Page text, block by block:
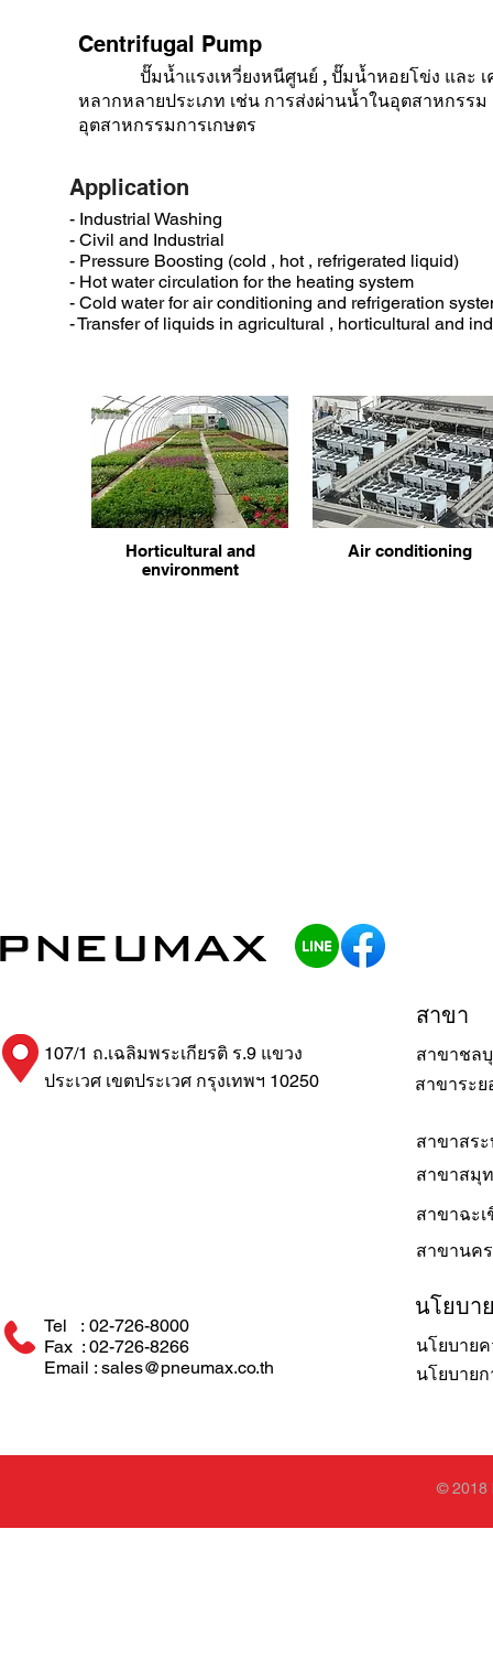
Centrifugal Pump
ปั๊มน้ำแรงเหวี่ยงหนีศูนย์ , ปั๊มน้ำหอยโข่ง และ เค
หลากหลายประเภท เช่น การส่งผ่านน้ำในอุตสาหกร
อุตสาหกรรมการเกษตร
Application
- Industrial Washing
- Civil and Industrial
- Pressure Boosting (cold , hot , refrigerated liquid)
- Hot water circulation for the heating system
- Cold water for air conditioning and refrigeration
- Transfer of liquids in agricultural , horticultural and
Horticultural and
environment
Air conditioning
สาขาระย
107/1 ถ.เฉลิมพระเกียรติ ร.9 แขวง
ประเวศ เขตประเวศ กรุงเทพฯ 10250
สาขา
สาขาสร
สาขาชล
สาขาสมุ
สาขาฉะเ
สาขานค
Tel : 02-726-8000
Fax : 02-726-8266
Email : sales@pneumax.co.th
นโยบา
นโยบาย
นโยบาย
© 2018